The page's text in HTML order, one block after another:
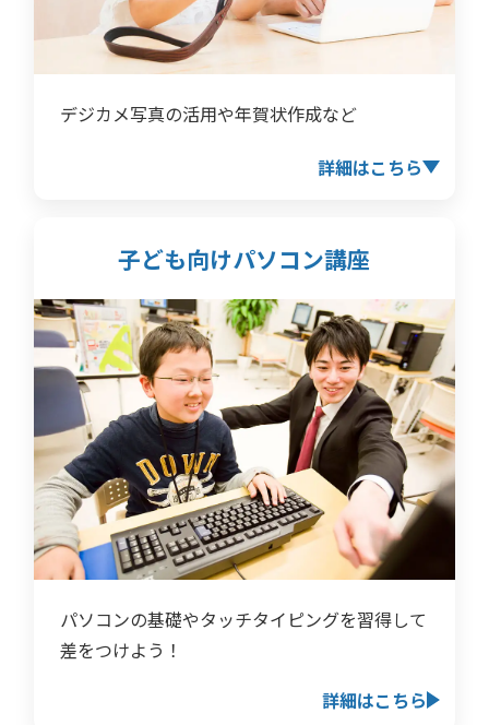
デジカメ写真の活用や年賀状作成など
詳細はこちら
子ども向けパソコン講座
パソコンの基礎やタッチタイピングを習得して
差をつけよう！
詳細はこちら